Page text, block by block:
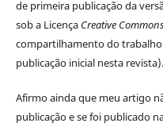
de primeira publicação da
sob a Licença Creative
compartilhamento do
publicação inicial nesta revista).
Afirmo ainda que meu artigo
publicação e se foi publicado